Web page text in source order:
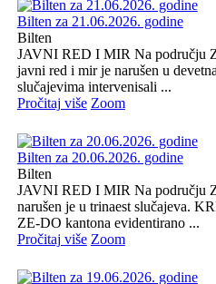
Bilten za 21.06.2026. godine
Bilten
JAVNI RED I MIR Na području
javni red i mir je narušen u
slučajevima intervenisali ...
Pročitaj više Zoom
Bilten za 20.06.2026. godine
Bilten
JAVNI RED I MIR Na području
narušen je u trinaest slučajeva.
ZE-DO kantona evidentirano ...
Pročitaj više Zoom